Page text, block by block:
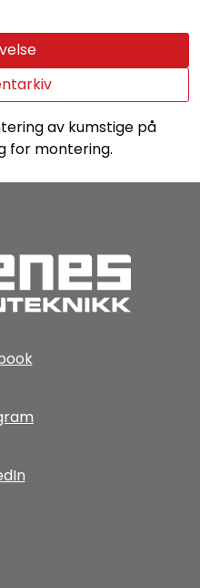
av kumstige på
for montering.